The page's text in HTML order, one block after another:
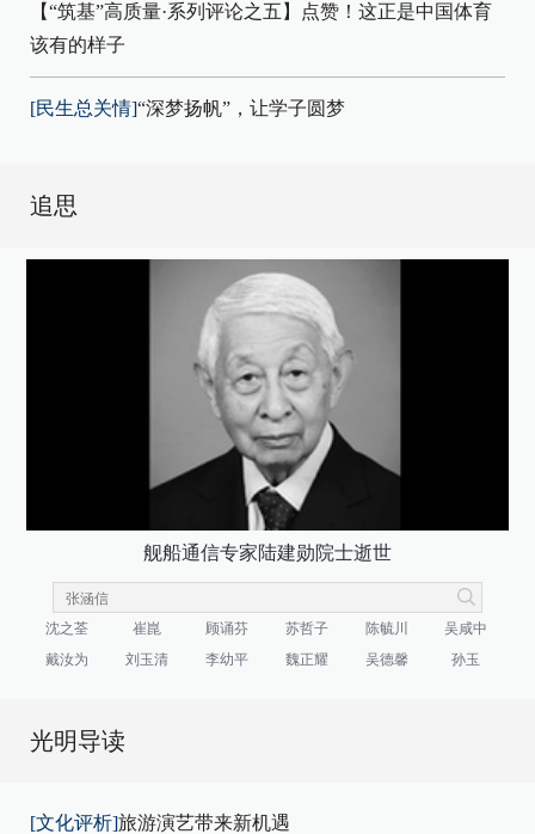
【“筑基”高质量·系列评论之五】点赞！这正是中国体育
该有的样子
[民生总关情]“深梦扬帆”，让学子圆梦
追思
舰船通信专家陆建勋院士逝世
沈之荃 崔崑 顾诵芬 苏哲子 陈毓川
吴咸中
戴汝为
刘玉清 李幼平 魏正耀 吴德馨 孙玉
光明导读
[文化评析]旅游演艺带来新机遇